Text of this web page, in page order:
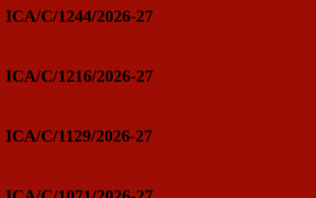
ICA/C/1244/2026-27
ICA/C/1216/2026-27
ICA/C/1129/2026-27